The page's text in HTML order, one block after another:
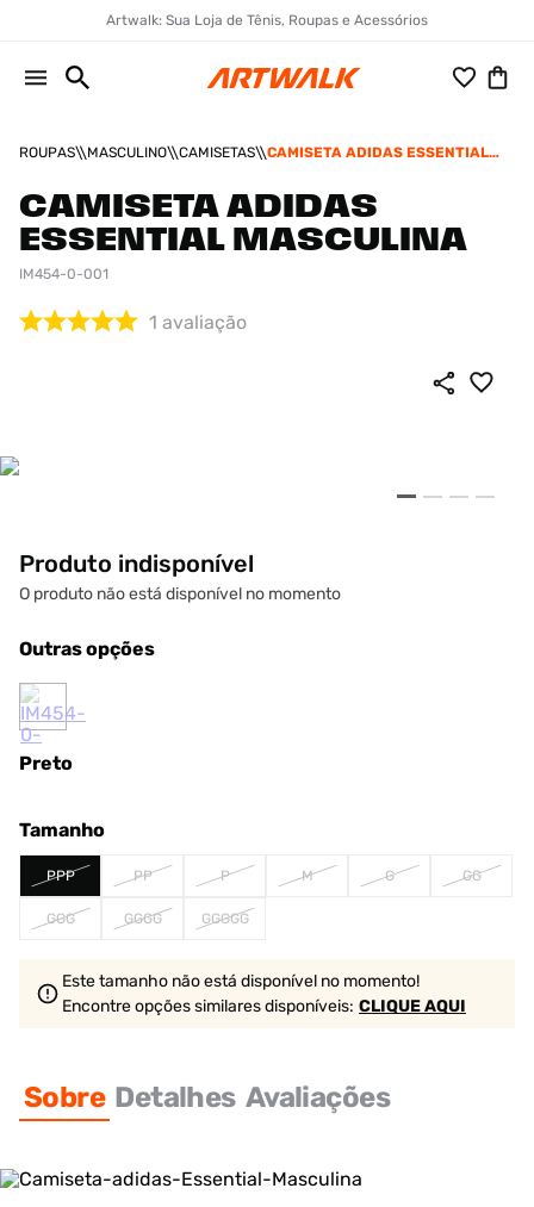
Artwalk: Sua Loja de Tênis, Roupas e Acessórios
ROUPAS MASCULINO CAMISETAS
CAMISETA ADIDAS ESSENTIAL
CAMISETA ADIDAS
ESSENTIAL MASCULINA
IM454-0-001
1 avaliação
Produto indisponível
O produto não está disponível no momento
Outras opções
Preto
Tamanho
PPP PP P M G GG
GGG GGGG GGGGG
Este tamanho não está disponível no momento!
Encontre opções similaresdisponíveis: CLIQUE AQUI
Sobre Detalhes Avaliações